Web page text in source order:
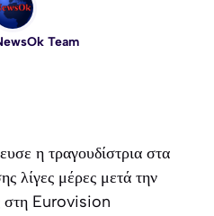
Team
η τραγουδίστρια στα
λίγες μέρες μετά την
στη Eurovision